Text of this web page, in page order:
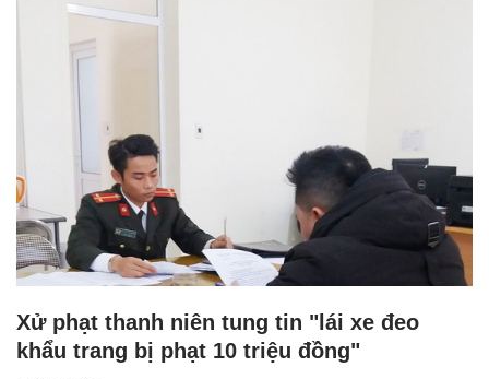
Xử phạt thanh niên tung tin "lái xe đeo
khẩu trang bị phạt 10 triệu đồng"